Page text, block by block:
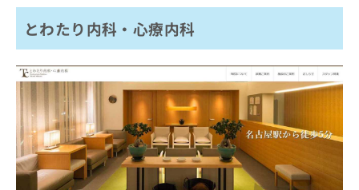
とわたり内科・心療内科